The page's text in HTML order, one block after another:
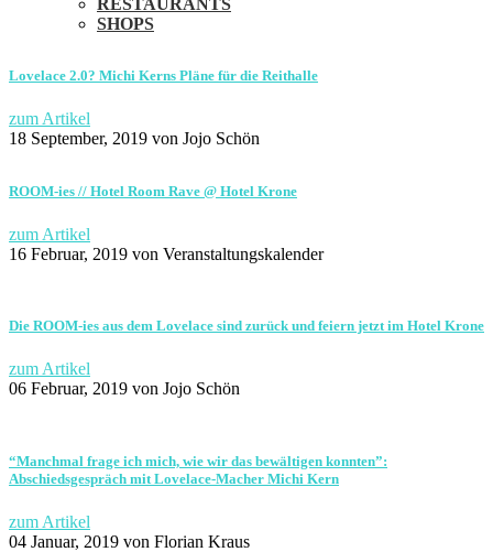
RESTAURANTS
SHOPS
Lovelace 2.0? Michi Kerns Pläne für die Reithalle
zum Artikel
18 September, 2019 von Jojo Schön
ROOM-ies // Hotel Room Rave @ Hotel Krone
zum Artikel
16 Februar, 2019 von Veranstaltungskalender
Die ROOM-ies aus dem Lovelace sind zurück und feiern jetzt im Hotel Krone
zum Artikel
06 Februar, 2019 von Jojo Schön
“Manchmal frage ich mich, wie wir das bewältigen konnten”:
Abschiedsgespräch mit Lovelace-Macher Michi Kern
zum Artikel
04 Januar, 2019 von Florian Kraus